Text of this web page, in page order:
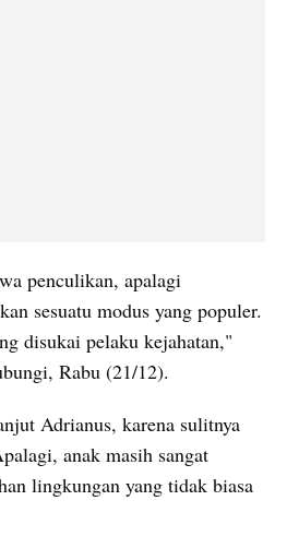
penculikan, apalagi
sesuatu modus yang populer.
disukai pelaku kejahatan,"
Rabu (21/12).
Adrianus, karena sulitnya
anak masih sangat
lingkungan yang tidak biasa